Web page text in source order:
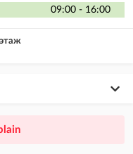
09:00 - 16:00
Instagram